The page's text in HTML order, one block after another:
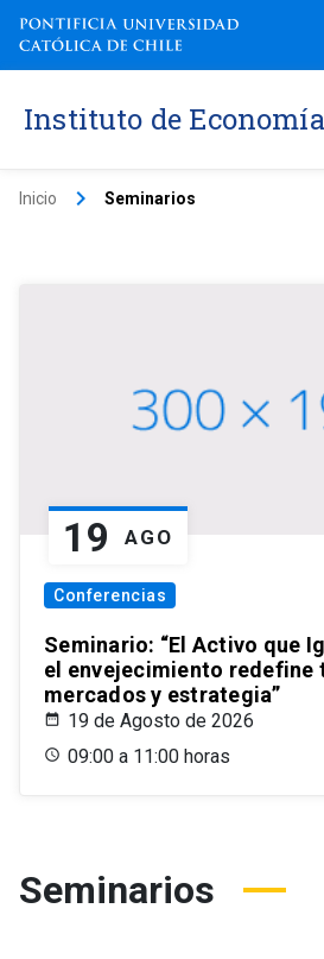
Instituto de Economía
Inicio keyboard_arrow_right Seminarios
19 AGO
Conferencias
Seminario: “El Activo que
el envejecimiento redefine
mercados y estrategia”
19 de Agosto de 2026
09:00 a 11:00 horas
Seminarios